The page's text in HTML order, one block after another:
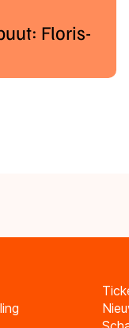
Floris-